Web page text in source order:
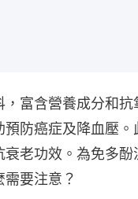
，富含營養成分和抗
預防癌症及降血壓。
衰老功效。為免多酚
要注意？